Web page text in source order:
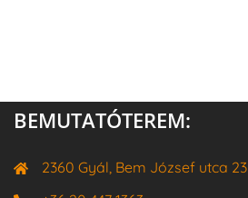
BEMUTATÓTEREM:
2360 Gyál, Bem József utca 23